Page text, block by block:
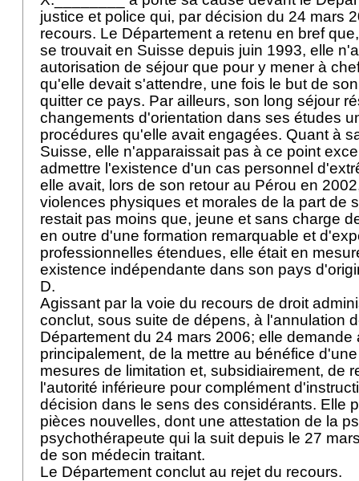
justice et police qui, par décision du 24 mars
recours. Le Département a retenu en bref
se trouvait en Suisse depuis juin 1993, elle
autorisation de séjour que pour y mener à
qu'elle devait s'attendre, une fois le but de
quitter ce pays. Par ailleurs, son long séjour
changements d'orientation dans ses études
procédures qu'elle avait engagées. Quant à
Suisse, elle n'apparaissait pas à ce point
admettre l'existence d'un cas personnel
elle avait, lors de son retour au Pérou en
violences physiques et morales de la part de
restait pas moins que, jeune et sans charge
en outre d'une formation remarquable et
professionnelles étendues, elle était en
existence indépendante dans son pays
D.
Agissant par la voie du recours de droit
conclut, sous suite de dépens, à l'annulation
Département du 24 mars 2006; elle demande
principalement, de la mettre au bénéfice
mesures de limitation et, subsidiairement, de
l'autorité inférieure pour complément
décision dans le sens des considérants. Elle
pièces nouvelles, dont une attestation de la
psychothérapeute qui la suit depuis le 27
de son médecin traitant.
Le Département conclut au rejet du recours.